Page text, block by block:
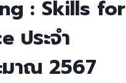
: Skills for
ประจำ
าณ 2567